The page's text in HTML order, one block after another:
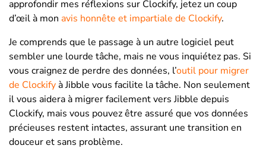
approfondir mes réflexions sur Clockify, jetez un coup
d’œil à mon avis honnête et impartiale de Clockify.
Je comprends que le passage à un autre logiciel peut
sembler une lourde tâche, mais ne vous inquiétez pas. Si
vous craignez de perdre des données, l’outil pour migrer
de Clockifyà Jibble vous facilite la tâche. Non seulement
il vous aidera à migrer facilement vers Jibble depuis
Clockify, mais vous pouvez être assuré que vos données
précieuses restent intactes, assurant une transition en
douceur et sans problème.